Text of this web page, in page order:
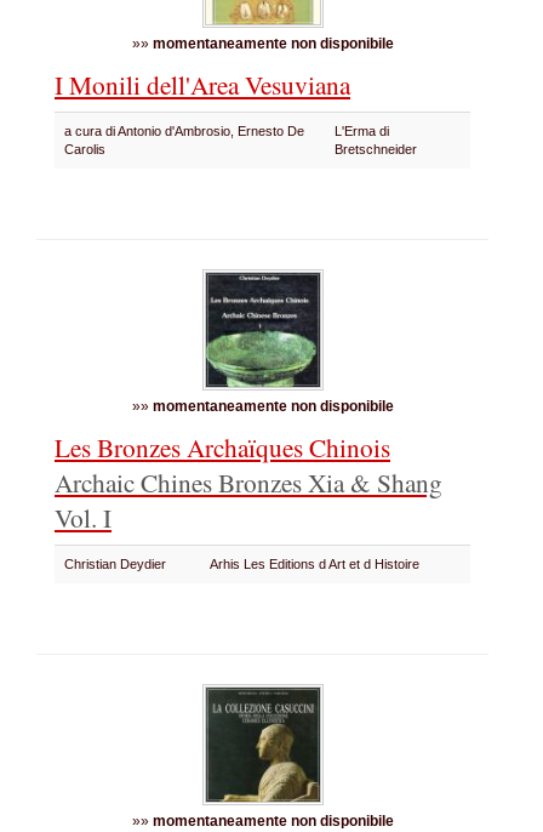
»» momentaneamente non disponibile
I Monili dell'Area Vesuviana
a cura di Antonio d'Ambrosio, Ernesto De
Carolis
L'Erma di
Bretschneider
»» momentaneamente non disponibile
Les Bronzes Archaïques Chinois
Archaic Chines BronzesXia & Shang
Vol. I
Christian Deydier Arhis Les Editions d Art et d Histoire
»» momentaneamente non disponibile